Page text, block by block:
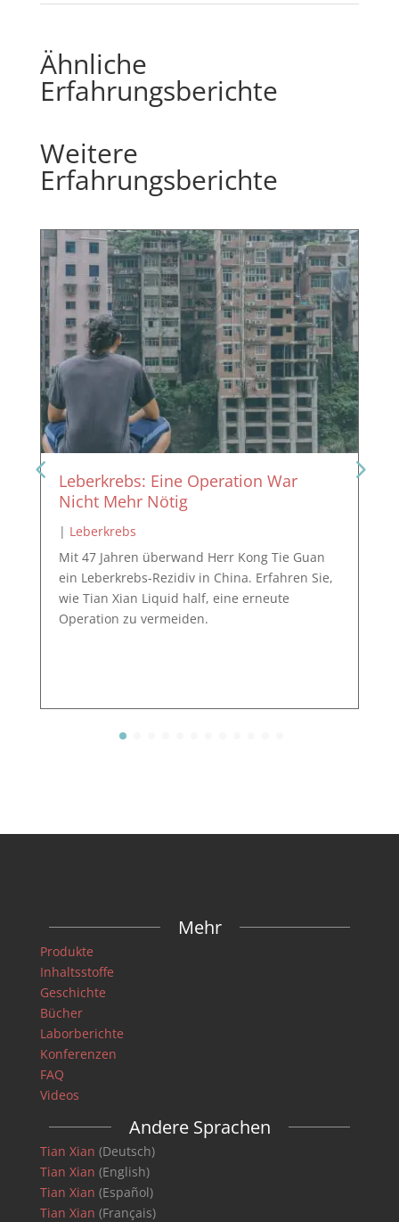
Ähnliche
Erfahrungsberichte
Weitere
Erfahrungsberichte
Leberkrebs: Eine Operation War
Nicht Mehr Nötig
| Leberkrebs
Mit 47 Jahren überwand Herr Kong Tie Guan
ein Leberkrebs-Rezidiv in China. Erfahren Sie,
wie Tian Xian Liquid half, eine erneute
Operation zu vermeiden.
Mehr
Produkte
Inhaltsstoffe
Geschichte
Bücher
Laborberichte
Konferenzen
FAQ
Videos
Andere Sprachen
Tian Xian (Deutsch)
Tian Xian (English)
Tian Xian (Español)
Tian Xian (Français)